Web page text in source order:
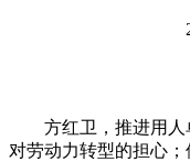
方红卫，推进用人
对劳动力转型的担心